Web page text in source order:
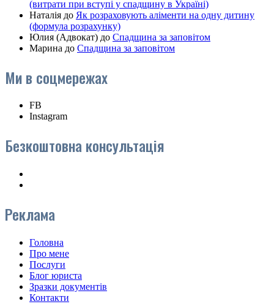
(витрати при вступі у спадщину в Україні)
Наталія до Як розраховують аліменти на одну дитину
(формула розрахунку)
Юлия (Адвокат) до Спадщина за заповітом
Марина до Спадщина за заповітом
Ми в соцмережах
FB
Instagram
Безкоштовна консультація
Реклама
Головна
Про мене
Послуги
Блог юриста
Зразки документів
Контакти